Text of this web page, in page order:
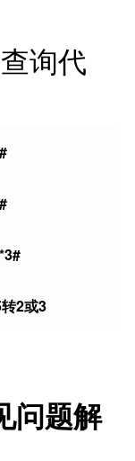
询代
2或3
问题解